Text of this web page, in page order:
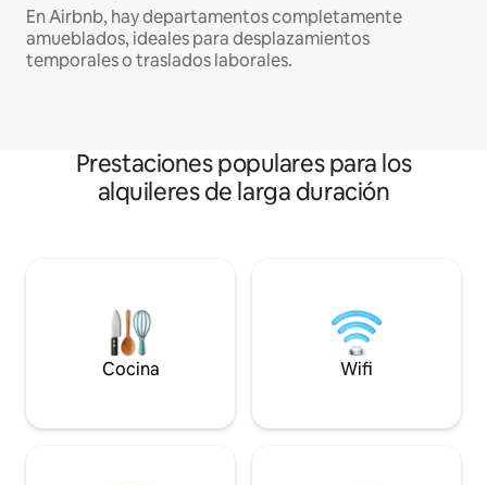
En Airbnb, hay departamentos completamente
amueblados, ideales para desplazamientos
temporales o traslados laborales.
Prestaciones populares para los
alquileres de larga duración
Cocina Wifi